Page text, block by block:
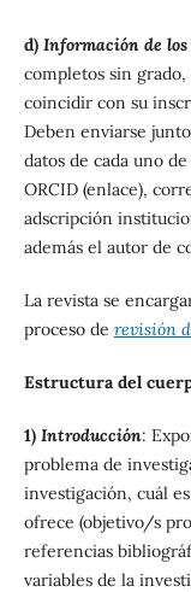
d) Información de
completos sin grado,
coincidir con su
Deben enviarse
datos de cada uno
ORCID (enlace),
adscripción
además el autor de
La revista se
proceso de revisión
Estructura del
1) Introducción:
problema de
investigación, cuál
ofrece (objetivo/s
referencias
variables de la